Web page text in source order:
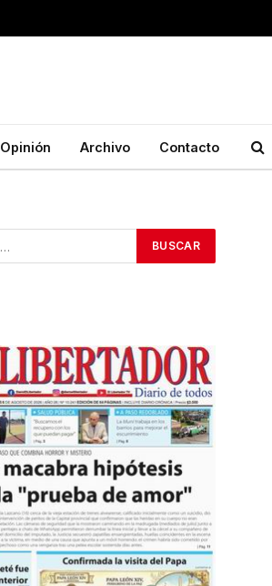
Opinión Archivo Contacto